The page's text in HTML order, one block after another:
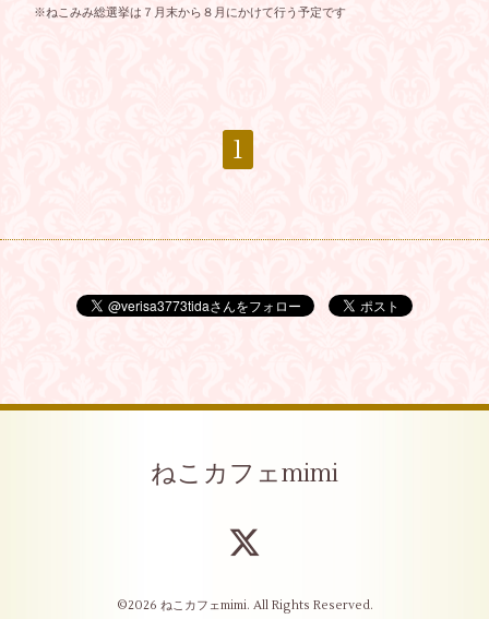
※ねこみみ総選挙は７月末から８月にかけて行う予定です
1
ねこカフェmimi
©2026 ねこカフェmimi. All Rights Reserved.